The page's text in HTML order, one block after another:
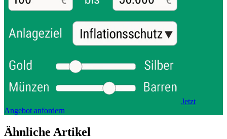
Jetzt
Angebot anfordern
Ähnliche Artikel